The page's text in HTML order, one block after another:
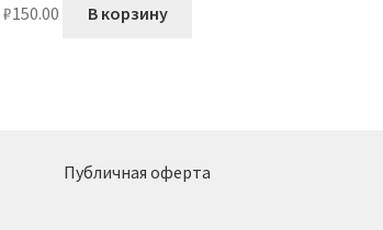
₽150.00 В корзину
Публичная оферта